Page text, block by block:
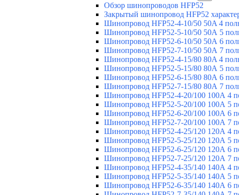
Обзор шинопроводов HFP52
Закрытый шинопровод HFP52
Шинопровод HFP52-4-10/50 50A 4
Шинопровод HFP52-5-10/50 50А 5
Шинопровод HFP52-6-10/50 50А 6
Шинопровод HFP52-7-10/50 50А 7
Шинопровод HFP52-4-15/80 80A 4
Шинопровод HFP52-5-15/80 80А 5
Шинопровод HFP52-6-15/80 80А 6
Шинопровод HFP52-7-15/80 80А 7
Шинопровод HFP52-4-20/100 100А 4
Шинопровод HFP52-5-20/100 100А 5
Шинопровод HFP52-6-20/100 100А 6
Шинопровод HFP52-7-20/100 100А 7
Шинопровод HFP52-4-25/120 120А 4
Шинопровод HFP52-5-25/120 120А 5
Шинопровод HFP52-6-25/120 120А 6
Шинопровод HFP52-7-25/120 120А 7
Шинопровод HFP52-4-35/140 140А 4
Шинопровод HFP52-5-35/140 140А 5
Шинопровод HFP52-6-35/140 140А 6